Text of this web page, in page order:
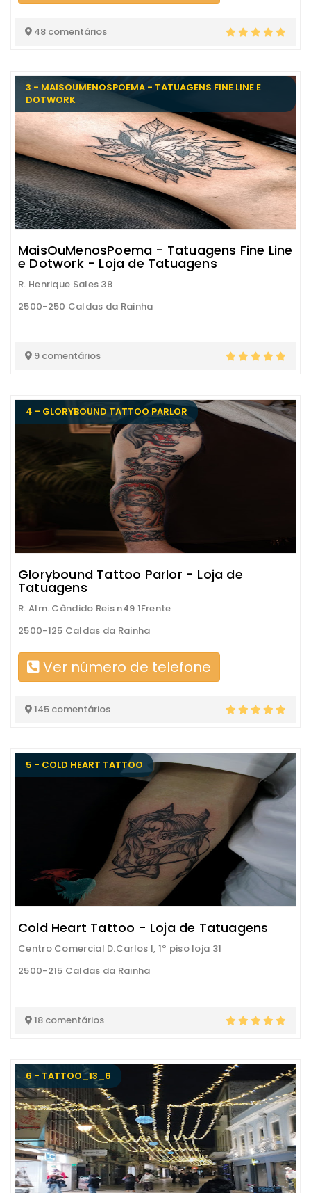
48 comentários
3 - MAISOUMENOSPOEMA - TATUAGENS FINE LINE E
DOTWORK
MaisOuMenosPoema - Tatuagens Fine Line
e Dotwork - Loja de Tatuagens
R. Henrique Sales 38
2500-250 Caldas da Rainha
9 comentários
4 - GLORYBOUND TATTOO PARLOR
Glorybound Tattoo Parlor - Loja de
Tatuagens
R. Alm. Cândido Reis n49 1Frente
2500-125 Caldas da Rainha
Ver número de telefone
145 comentários
5 - COLD HEART TATTOO
Cold Heart Tattoo - Loja de Tatuagens
Centro Comercial D.Carlos I, 1º piso loja 31
2500-215 Caldas da Rainha
18 comentários
6 - TATTOO_13_6